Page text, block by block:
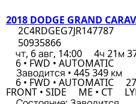
2018 DODGE GRAND
2C4RDGEG7JR147787
50935866
чт, 6 авг, 14:00
4ч 21м
6 • FWD • AUTOMATIC
Заводится • 445 349 км
6 • FWD • AUTOMATIC
FRONT • SIDE ME • CT